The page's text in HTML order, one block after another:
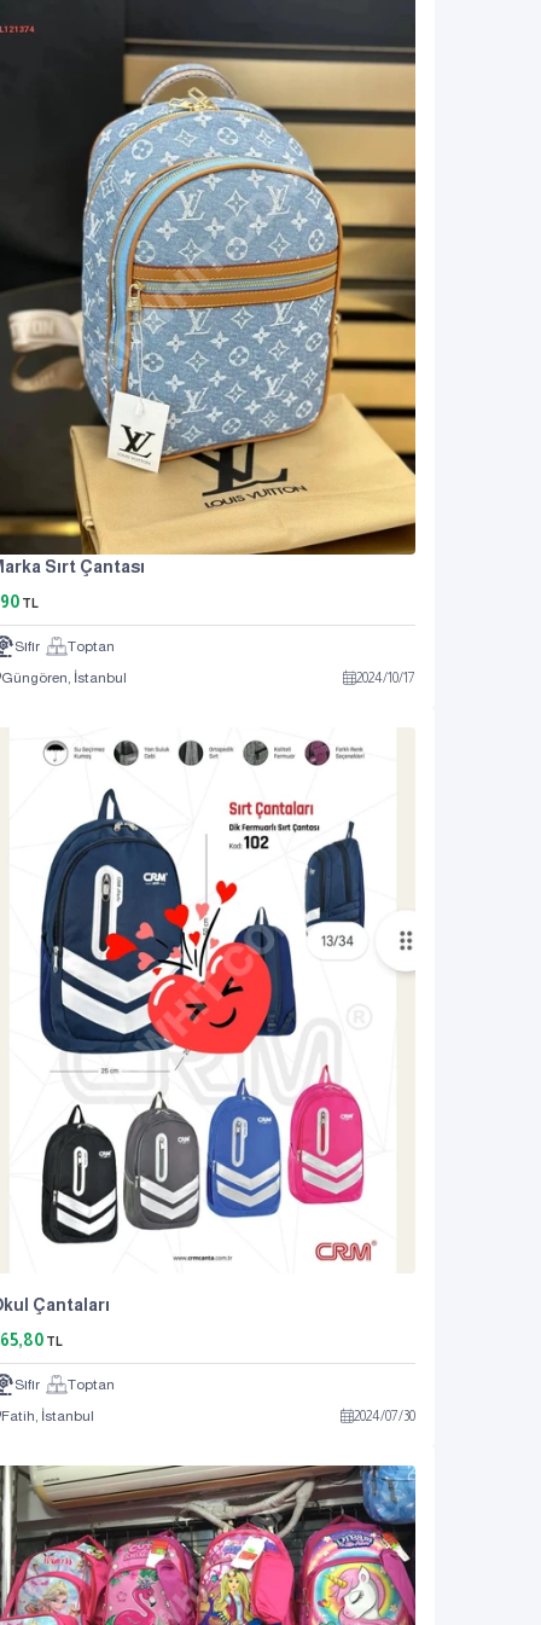
Sırt Çantası
TL
Sıfır
Toptan
Güngören, İstanbul
2024/10/17
Çantaları
TL
Sıfır
Toptan
Fatih, İstanbul
2024/07/30